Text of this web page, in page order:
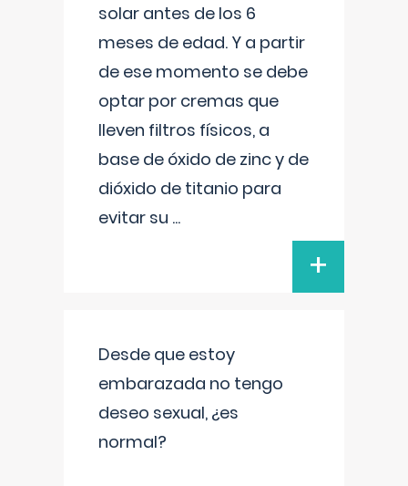
solar antes de los 6
meses de edad. Y a partir
de ese momento se debe
optar por cremas que
lleven filtros físicos, a
base de óxido de zinc y de
dióxido de titanio para
evitar su ...
+
Desde que estoy
embarazada no tengo
deseo sexual, ¿es
normal?